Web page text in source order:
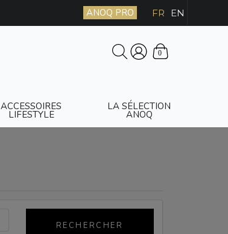
ANOQ PRO FR EN
0
ACCESSOIRES
LIFESTYLE
LA SÉLECTION
ANOQ
RECHERCHER